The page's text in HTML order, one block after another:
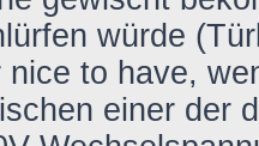
würde
nice to have,
einer der